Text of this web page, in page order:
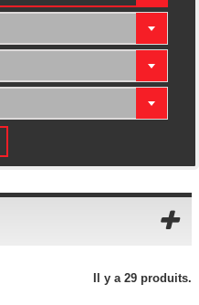
Il y a 29 produits.